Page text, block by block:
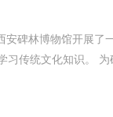
安碑林博物馆开展了
受碑